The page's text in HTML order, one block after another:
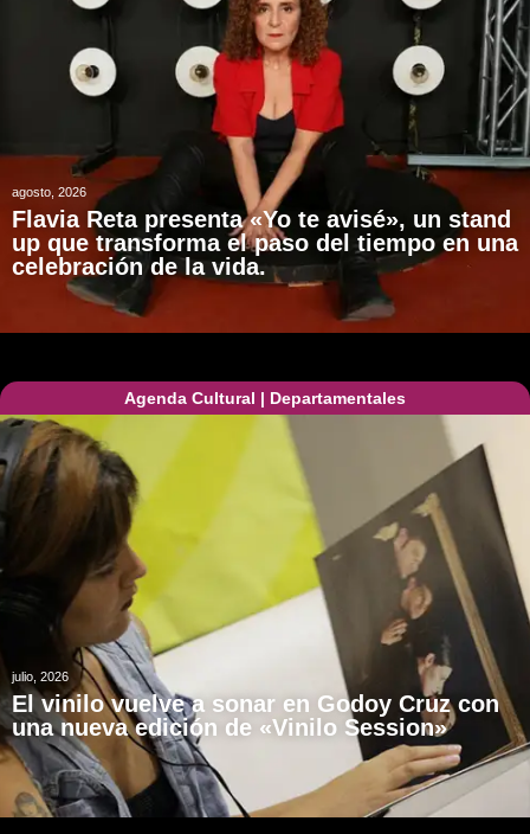
agosto, 2026
Flavia Reta presenta «Yo te avisé», un stand
up que transforma el paso del tiempo en una
celebración de la vida.
Agenda Cultural | Departamentales
julio, 2026
El vinilo vuelve a sonar en Godoy Cruz con
una nueva edición de «Vinilo Session»